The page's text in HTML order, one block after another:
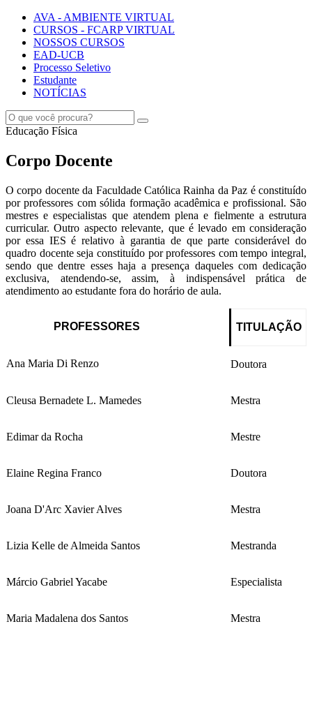
AVA - AMBIENTE VIRTUAL
CURSOS - FCARP VIRTUAL
NOSSOS CURSOS
EAD-UCB
Processo Seletivo
Estudante
NOTÍCIAS
Educação Física
Corpo Docente
O corpo docente da Faculdade Católica Rainha da Paz é constituído
por professores com sólida formação acadêmica e profissional. São
mestres e especialistas que atendem plena e fielmente a estrutura
curricular. Outro aspecto relevante, que é levado em consideração
por essa IES é relativo à garantia de que parte considerável do
quadro docente seja constituído por professores com tempo integral,
sendo que dentre esses haja a presença daqueles com dedicação
exclusiva, atendendo-se, assim, à indispensável prática de
atendimento ao estudante fora do horário de aula.
PROFESSORES TITULAÇÃO
Ana Maria Di Renzo Doutora
Cleusa Bernadete L. Mamedes Mestra
Edimar da Rocha Mestre
Elaine Regina Franco Doutora
Joana D'Arc Xavier Alves Mestra
Lizia Kelle de Almeida Santos Mestranda
Márcio Gabriel Yacabe Especialista
Maria Madalena dos Santos Mestra